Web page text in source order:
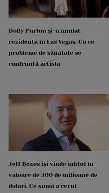
Dolly Parton și-a anulat
rezidența în Las Vegas. Cu ce
probleme de sănătate se
confruntă artista
Jeff Bezos își vinde iahtul în
valoare de 500 de milioane de
dolari. Ce sumă a cerut